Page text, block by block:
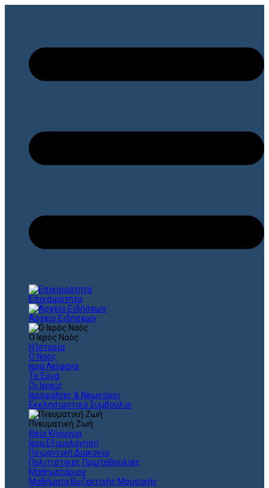
Επικαιρότητα
Αρχείο Ειδήσεων
Ο Ιερός Ναός
Η Ιστορία
Ο Ναός
Ιερά Λείψανα
Τα Έργα
Οι Ιερείς
Ιεροψάλτες & Νεωκόροι
Εκκλησιαστικό Συμβούλιο
Πνευματική Ζωή
Θείο Κήρυγμα
Ιερά Εξομολόγηση
Ποιμαντική Διακονία
Πολιτιστικές Πρωτοβουλίες
Μαθηματάριον
Μαθήματα Βυζαντινής Μουσικής